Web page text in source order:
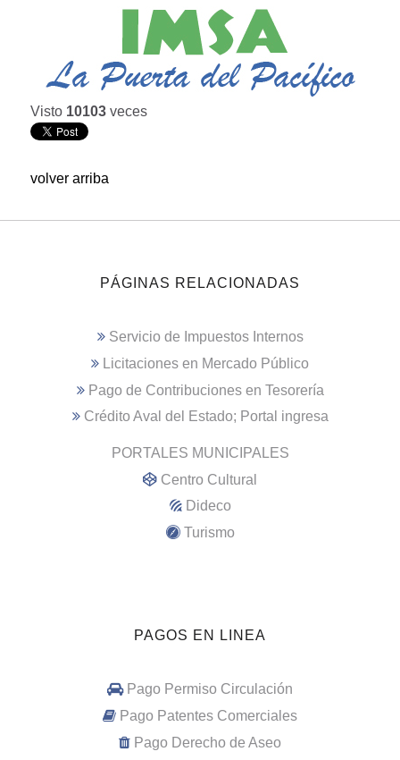
Visto 10103 veces
volver arriba
PÁGINAS RELACIONADAS
Servicio de Impuestos Internos
Licitaciones en Mercado Público
Pago de Contribuciones en Tesorería
Crédito Aval del Estado; Portal ingresa
PORTALES MUNICIPALES
Centro Cultural
Dideco
Turismo
PAGOS EN LINEA
Pago Permiso Circulación
Pago Patentes Comerciales
Pago Derecho de Aseo